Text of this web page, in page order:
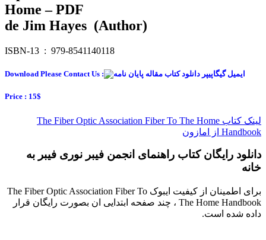
Home – PDF
de Jim Hayes (Author)
ISBN-13 ‏ : ‎ 979-8541140118
Download Please Contact Us :
Price : 15$
لینک کتاب The Fiber Optic Association Fiber To The Home
Handbook از امازون
دانلود رایگان کتاب راهنمای انجمن فیبر نوری فیبر به
خانه
برای اطمینان از کیفیت ایبوک The Fiber Optic Association Fiber To
The Home Handbook ، چند صفحه ابتدایی ان بصورت رایگان قرار
داده شده است.